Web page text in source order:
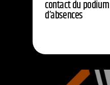
contact du
d’absences